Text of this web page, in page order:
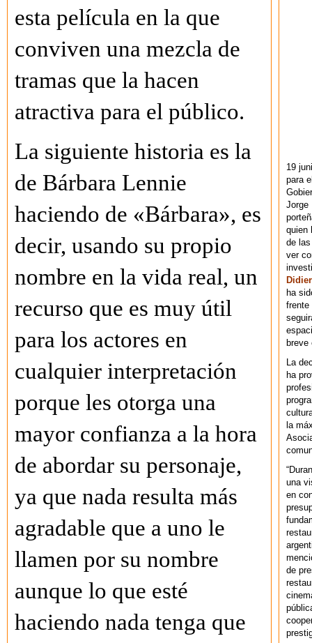
esta película en la que
conviven una mezcla de
tramas que la hacen
atractiva para el público.
La siguiente historia es la
de Bárbara Lennie
haciendo de «Bárbara», es
decir, usando su propio
nombre en la vida real, un
recurso que es muy útil
para los actores en
cualquier interpretación
porque les otorga una
mayor confianza a la hora
de abordar su personaje,
ya que nada resulta más
agradable que a uno le
llamen por su nombre
aunque lo que esté
haciendo nada tenga que
19
para
Jorge
quien
de
ver
Didier
ha
frente
breve
La
ha
la
una
en
de